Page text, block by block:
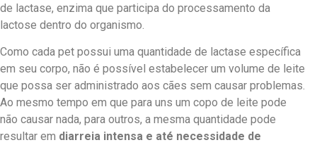
de lactase, enzima que participa do processamento da
lactose dentro do organismo.
Como cada pet possui uma quantidade de lactase específica
em seu corpo, não é possível estabelecer um volume de leite
que possa ser administrado aos cães sem causar problemas.
Ao mesmo tempo em que para uns um copo de leite pode
não causar nada, para outros, a mesma quantidade pode
resultar em diarreia intensa e até necessidade de